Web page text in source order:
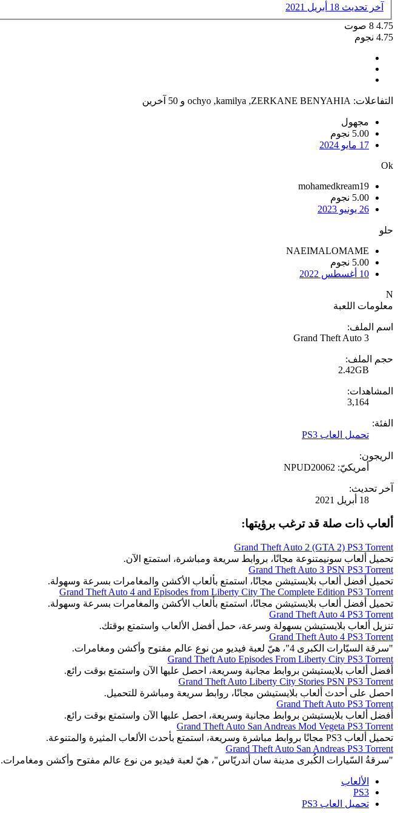
آخر تحديث 18 أبريل 2021
4.75
8 صوت
4.75 نجوم
التفاعلات: ZERKANE BENYAHIA
,
kamilya
,
ochyo و 50 آخرين
مجهول
5.00 نجوم
17 مايو 2024
Ok
mohamedkream19
5.00 نجوم
26 يونيو 2023
حلو
NAEIMALOMAME
5.00 نجوم
10 أغسطس 2022
N
معلومات اللعبة
اسم الملف:
Grand Theft Auto 3
حجم الملف:
2.42GB
المشاهدات:
3,164
الفئة:
تحميل العاب PS3
الريجون:
أمريكيّ: NPUD20062
آخر تحديث:
18 أبريل 2021
ألعاب ذات صلة قد ترغب برؤيتها:
Grand Theft Auto 2 (GTA 2) PS3 Torrent
تحميل ألعاب سونيمتنوعة مجانًا، بروابط سريعة ومباشرة، استمتع الآن.
Grand Theft Auto 3 PSN PS3 Torrent
تحميل أفضل ألعاب بلايستيشن مجانًا، استمتع بألعاب الأكشن والمغامرات بسرعة وسهولة.
Grand Theft Auto 4 and Episodes from Liberty City The Complete Edition PS3 Torrent
تحميل أفضل ألعاب بلايستيشن مجانًا، استمتع بألعاب الأكشن والمغامرات بسرعة وسهولة.
Grand Theft Auto 4 PS3 Torrent
تنزيل ألعاب بلايستيشن بسهولة وسرعة، حمل أفضل الألعاب واستمتع بوقتك.
Grand Theft Auto 4 PS3 Torrent
"سرقة السيّارات الكبرى 4"، هيّ لعبة فيديو من نوع عالم مفتوح وأكشن ومغامرات.
Grand Theft Auto Episodes From Liberty City PS3 Torrent
أفضل ألعاب بلايستيشن بروابط مجانية وسريعة، احصل عليها الآن واستمتع بوقت رائع.
Grand Theft Auto Liberty City Stories PSN PS3 Torrent
احصل على أحدث ألعاب بلايستيشن مجانًا، روابط سريعة ومباشرة للتحميل.
Grand Theft Auto PS3 Torrent
أفضل ألعاب بلايستيشن بروابط مجانية وسريعة، احصل عليها الآن واستمتع بوقت رائع.
Grand Theft Auto San Andreas Mod Vegeta PS3 Torrent
تحميل ألعاب PS3 مجانًا بروابط مباشرة وسريعة، استمتع بأحدث الألعاب المثيرة والمتنوعة.
Grand Theft Auto San Andreas PS3 Torrent
"سرقةُ السّيارات الكُبرى مدينة سان أندريّاس"، هيّ لعبة فيديو من نوع عالم مفتوح وأكشن ومغامرات.
الألعاب
PS3
تحميل العاب PS3